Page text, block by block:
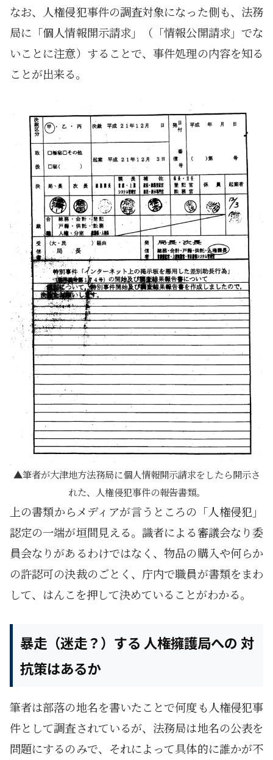
なお、人権侵犯事件の調査対象になった側も、法務
局に「個人情報開示請求」（「情報公開請求」でな
いことに注意）することで、事件処理の内容を知る
ことが出来る。
筆者が大津地方法務局に個人情報開示請求をしたら開示さ
れた、人権侵犯事件の報告書類。
上の書類からメディアが言うところの「人権侵犯」
認定の一端が垣間見える。識者による審議会なり委
員会なりがあるわけではなく、物品の購入や何らか
の許認可の決裁のごとく、庁内で職員が書類をまわ
して、はんこを押して決めていることがわかる。
暴走（迷走？）する 人権擁護局への 対
抗策はあるか
筆者は部落の地名を書いたことで何度も人権侵犯事
件として調査されているが、法務局は地名の公表を
問題にするのみで、それによって具体的に誰かが不